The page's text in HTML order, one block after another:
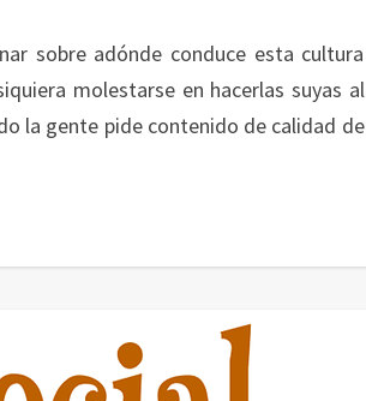
sobre adónde conduce esta cultura
molestarse en hacerlas suyas al
la gente pide contenido de calidad de